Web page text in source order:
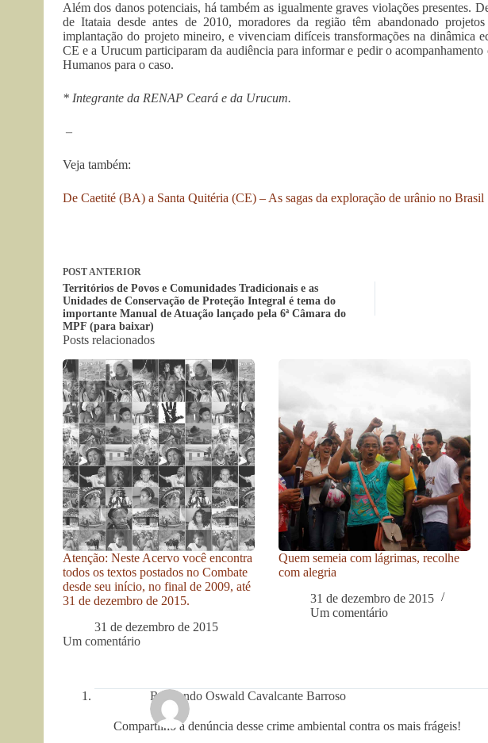
Além dos danos potenciais, há também as igualmente graves violações presentes.
de Itataia desde antes de 2010, moradores da região têm abandonado
implantação do projeto mineiro, e vivenciam difíceis transformações na dinâmica
CE e a Urucum participaram da audiência para informar e pedir o
Humanos para o caso.
* Integrante da RENAP Ceará e da Urucum.
–
Veja também:
De Caetité (BA) a Santa Quitéria (CE) – As sagas da exploração de urânio no Brasil
POSTANTERIOR
Territórios de Povos e Comunidades Tradicionais e as
Unidades de Conservação de Proteção Integral é tema do
importante Manual de Atuação lançado pela 6ª Câmara do
MPF (para baixar)
Posts relacionados
Atenção: Neste Acervo você encontra
todos os textos postados no Combate
desde seu início, no final de 2009, até
31 de dezembro de 2015.
31 de dezembro de 2015
Quem semeia com lágrimas, recolhe
com alegria
31 de dezembro de 2015
Um comentário
Um comentário
Raimundo Oswald Cavalcante Barroso
Compartilho a denúncia desse crime ambiental contra os mais frágeis!